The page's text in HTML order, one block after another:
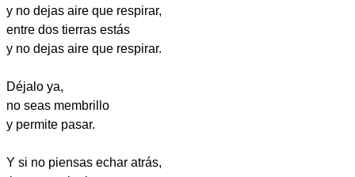
y no dejas aire que respirar,
entre dos tierras estás
y no dejas aire que respirar.
Déjalo ya,
no seas membrillo
y permite pasar.
Y si no piensas echar atrás,